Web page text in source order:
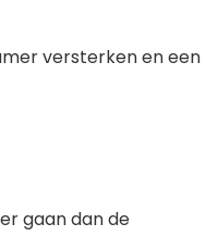
versterken en een
gaan dan de